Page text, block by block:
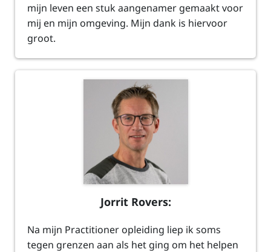
mijn leven een stuk aangenamer gemaakt voor
mij en mijn omgeving. Mijn dank is hiervoor
groot.
Jorrit Rovers:
Na mijn Practitioner opleiding liep ik soms
tegen grenzen aan als het ging om het helpen